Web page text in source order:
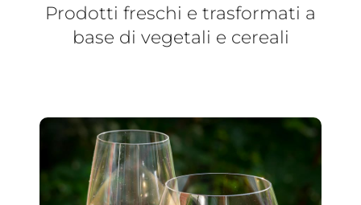
Prodotti freschi e trasformati a
base di vegetali e cereali